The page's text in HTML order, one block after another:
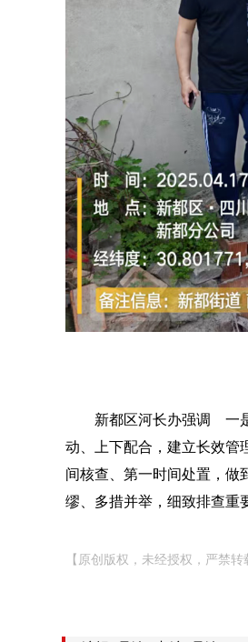
新都区河长办强调 一
动、上下配合，建立长效管
间核查、第一时间处置，做
缪、多措并举，细致排查重
【原创版权，未经授权，严禁